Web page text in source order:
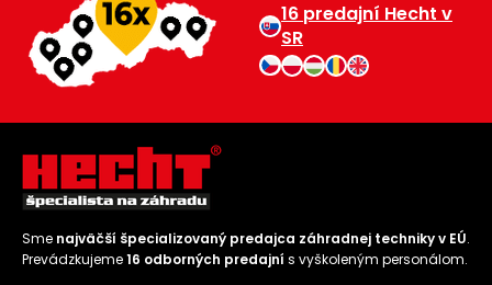
16 predajní Hecht v
SR
Sme najväčší špecializovaný predajca záhradnej techniky v EÚ.
Prevádzkujeme16 odborných predajní s vyškoleným personálom.